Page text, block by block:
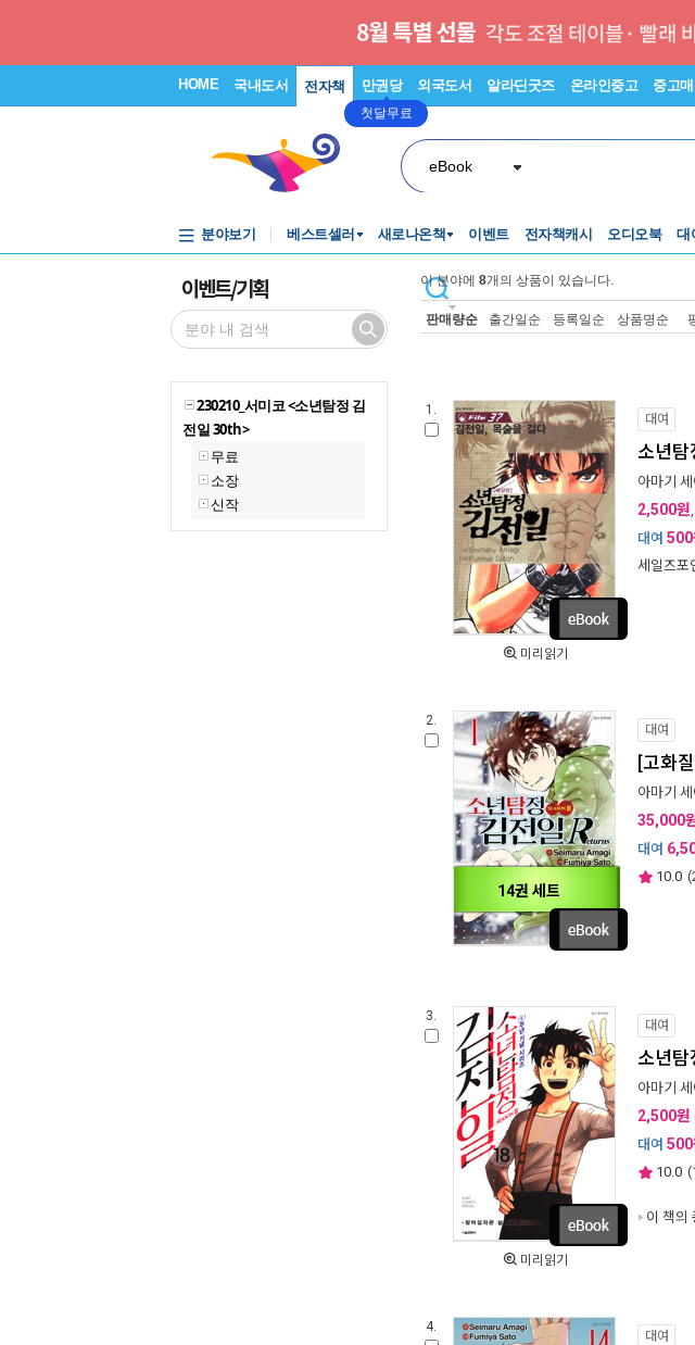
HOME 국내도서 전자책 만권당
첫달무료
외국도서 알라딘굿즈 온라인중고 중고
eBook
분야보기 베스트셀러 새로나온책 이벤트 전자책캐시 오디오북 대
이벤트/기획
230210_서미코 <소년탐정 김
전일 30th>
무료
소장
신작
이 분야에 8개의 상품이 있습니다.
판매량순 출간일순 등록일순 상품명순
1.
미리읽기
대여
소년탐
아마기
2,500원
대여 500
세일즈포
2.
14권 세트
대여
[고화
아마기
35,000
대여
10.0 (
3.
미리읽기
대여
소년탐
아마기
2,500원
대여 500
10.0 (
이 책의
4.
대여